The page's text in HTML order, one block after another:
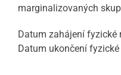
marginalizovaných
Datum zahájení fyzické
Datum ukončení